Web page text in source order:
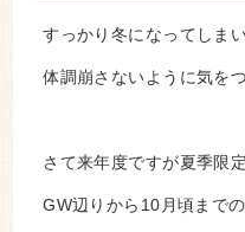
すっかり冬になってしま
体調崩さないように気を
さて来年度ですが夏季限
GW辺りから10月頃までの